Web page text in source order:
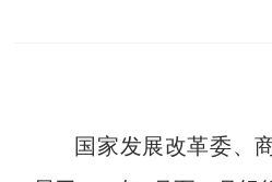
国家发展改革委、